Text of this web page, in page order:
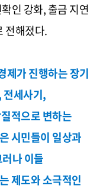
인 강화, 출금 지연
전해졌다.
제가 진행하는 장기
전세사기,
적으로 변하는
시민들이 일상과
나 이들
제도와 소극적인